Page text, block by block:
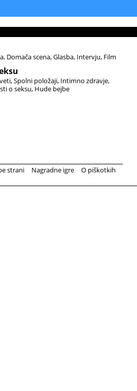
Domača scena Glasba Intervju Film
Spolni položaji Intimno zdravje
o seksu Hude bejbe
strani Nagradne igre O piškotkih